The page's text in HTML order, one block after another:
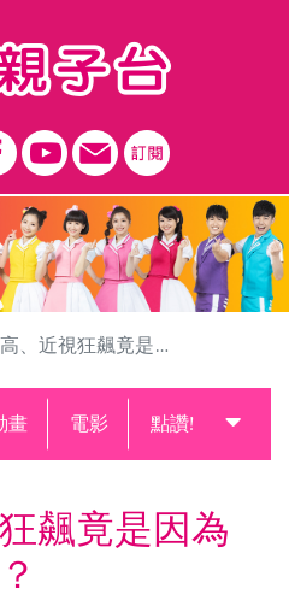
視狂飆竟是因為「日光貧窮」？
畫 電影 點讚!升級中
飆竟是因為